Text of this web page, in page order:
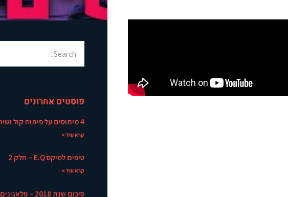
פוסטים אחרונים
4 מיתוסים על פיתוח קול ושירה
קרא עוד »
טיפים למיקס E.Q – חלק 2
קרא עוד »
סיכום שנת 2018 – פלאגינים